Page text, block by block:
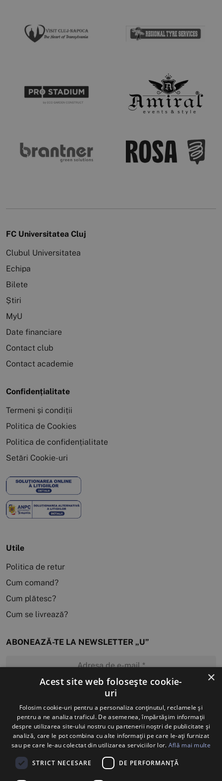
FC Universitatea Cluj
Clubul Universitatea
Echipa
Bilete
Știri
MyU
Date financiare
Contact club
Contact academie
Confidențialitate
Termeni și condiții
Politica de Cookies
Politica de confidențialitate
Setări Cookie-uri
Utile
Politica de retur
Cum comand?
Cum plătesc?
Cum se livrează?
ABONEAZĂ-TE LA NEWSLETTER „U”
MĂ ABONEZ
×
Acest site web folosește cookie-
uri
Folosim cookie-uri pentru a personaliza conținutul, reclamele și
pentru a ne analiza traficul. De asemenea, împărtășim informații
despre utilizarea site-ului nostru cu partenerii noștri de publicitate și
analiză, care le pot combina cu alte informații pe care le-ați furnizat
sau pe care le-au colectat din utilizarea serviciilor lor. Află mai multe
STRICT NECESARE DE PERFORMANȚĂ